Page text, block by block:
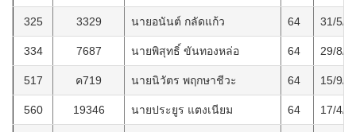
325 3329 นายอนันต์ กลัดแก้ว 64 31/5/
334 7687 นายพิสุทธิ์ ขันทองหล่อ 64 29/8/
517 ค719 นายนิวัตร พฤกษาชีวะ 64 15/9/
560 19346 นายประยูร แตงเนียม 64 17/4/